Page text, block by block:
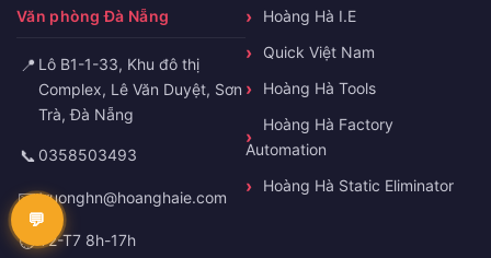
Văn phòng Đà Nẵng
📍 Lô B1-1-33, Khu đô thị
Complex, Lê Văn Duyệt, Sơn
Trà, Đà Nẵng
📞 0358503493
✉️truonghn@hoanghaie.com
🕐 T2-T7 8h-17h
Hoàng Hà I.E
Quick Việt Nam
Hoàng Hà Tools
Hoàng Hà Factory
Automation
Hoàng Hà Static Eliminator